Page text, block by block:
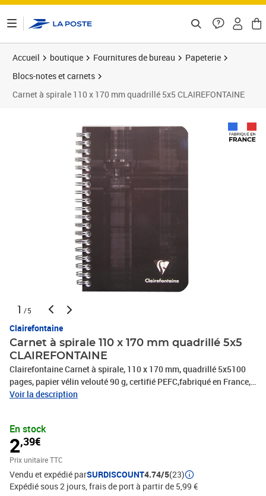
Accueil boutique Fournitures de bureau
Papeterie
Blocs-notes et carnets
Carnet à spirale 110 x 170 mm quadrillé 5x5 CLAIREFONTAINE
1 /5
Clairefontaine
Carnet à spirale 110 x 170 mm quadrillé 5x5
CLAIREFONTAINE
Clairefontaine Carnet à spirale, 110 x 170 mm, quadrillé 5x5100
pages, papier vélin velouté 90 g, certifié PEFC,fabriqué en France,
reliure intégrale, couverture cartepelliculée, coloris aléatoires: pas
Clairefontaine 90 g/m2 • certifié PEFC, fabriqué en France•
couverture carte pelliculée• assorti dans les couleurs: bleu, noir,
rouge et vert, le choix d''une couleur spéciale n''est pas possible!
Voir la description
En stock
2,39€
Prix unitaire TTC
Vendu et expédié parSURDISCOUNT4.74/5(23)
Expédié sous 2 jours, frais de port à partir de 5,99 €